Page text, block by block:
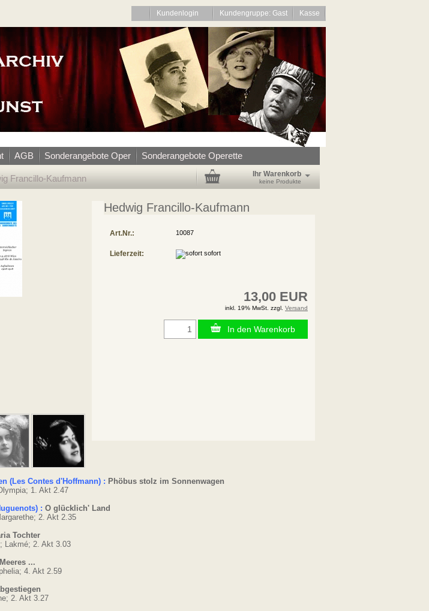
Kundenlogin Kundengruppe: Gast Kasse
AGB Sonderangebote Oper Sonderangebote Operette
Francillo-Kaufmann Ihr Warenkorb
keine Produkte
Hedwig Francillo-Kaufmann
Art.Nr.: 10087
Lieferzeit: sofort
13,00 EUR
inkl. 19% MwSt. zzgl. Versand
In den Warenkorb
(Les Contes d'Hoffmann) : Phöbus stolz im Sonnenwagen
1. Akt 2.47
: O glücklich' Land
2. Akt 2.35
Tochter
Lakmé; 2. Akt 3.03
...
4. Akt 2.59
2. Akt 3.27